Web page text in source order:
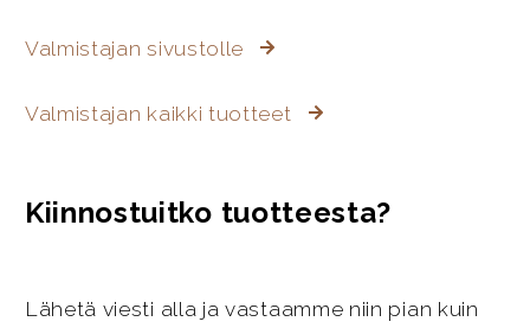
Valmistajan sivustolle
Valmistajan kaikki tuotteet
Kiinnostuitko tuotteesta?
Lähetä viesti alla ja vastaamme niin pian kuin